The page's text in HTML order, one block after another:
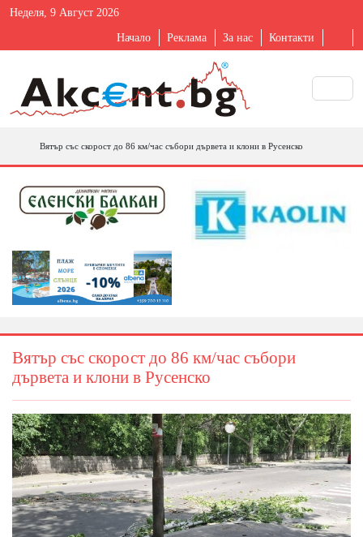
Неделя, 9 Август 2026
Начало Реклама За нас Контакти
Вятър със скорост до 86 км/час събори дървета и клони в Русенско
Вятър със скорост до 86 км/час събори
дървета и клони в Русенско